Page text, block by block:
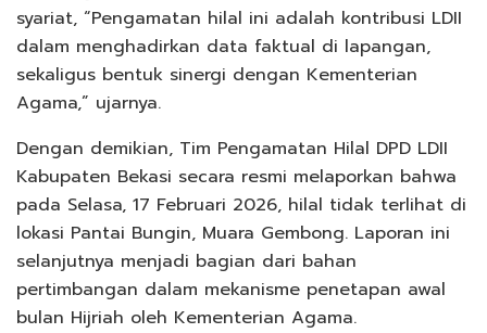
syariat, “Pengamatan hilal ini adalah kontribusi LDII
dalam menghadirkan data faktual di lapangan,
sekaligus bentuk sinergi dengan Kementerian
Agama,” ujarnya.
Dengan demikian, Tim Pengamatan Hilal DPD LDII
Kabupaten Bekasi secara resmi melaporkan bahwa
pada Selasa, 17 Februari 2026, hilal tidak terlihat di
lokasi Pantai Bungin, Muara Gembong. Laporan ini
selanjutnya menjadi bagian dari bahan
pertimbangan dalam mekanisme penetapan awal
bulan Hijriah oleh Kementerian Agama.